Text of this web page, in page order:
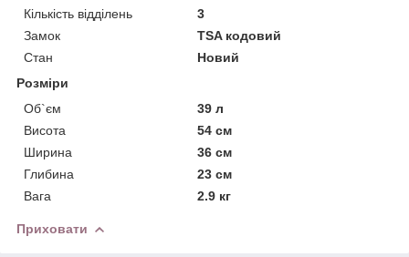
Кількість відділень
3
Замок
TSA кодовий
Стан
Новий
Розміри
Об`єм
39 л
Висота
54 см
Ширина
36 см
Глибина
23 см
Вага
2.9 кг
Приховати